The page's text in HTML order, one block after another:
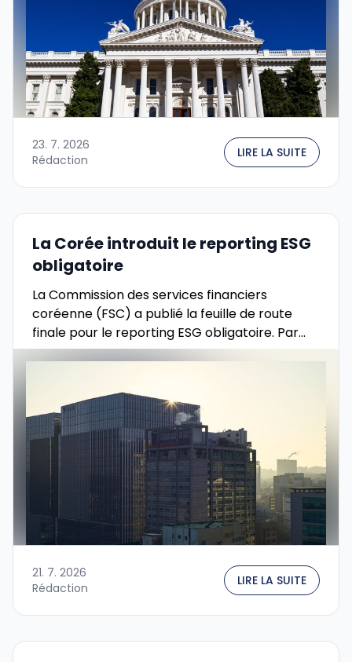
23. 7. 2026
Rédaction
LIRE LA SUITE
La Corée introduit le reporting ESG
obligatoire
La Commission des services financiers
coréenne (FSC) a publié la feuille de route
finale pour le reporting ESG obligatoire. Par
rapport à la proposition initiale, elle a
21. 7. 2026
Rédaction
LIRE LA SUITE